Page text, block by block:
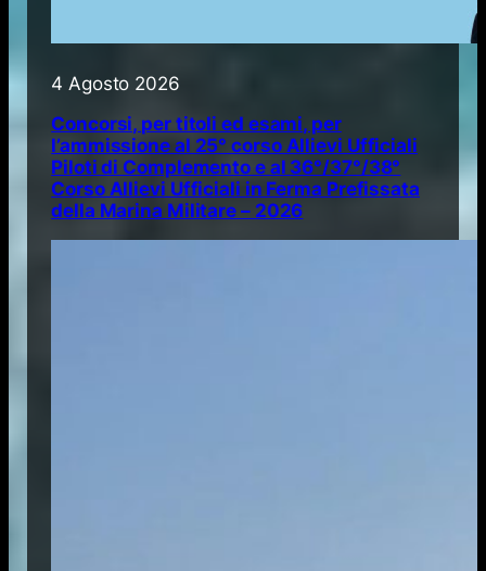
4 Agosto 2026
Concorsi, per titoli ed esami, per
l’ammissione al 25° corso Allievi Ufficiali
Piloti di Complemento e al 36°/37°/38°
Corso Allievi Ufficiali in Ferma Prefissata
della Marina Militare – 2026